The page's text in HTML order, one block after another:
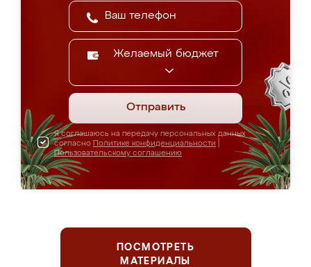
Желаемый бюджет
Отправить
Я соглашаюсь на передачу персональных данных
согласно Политике конфиденциальности
Пользовательскому соглашению
ПОСМОТРЕТЬ
МАТЕРИАЛЫ